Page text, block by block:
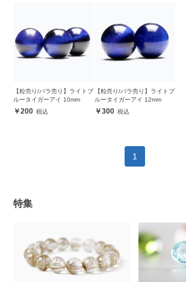
【粒売り/バラ売り】ライトブ
ルータイガーアイ 10mm
200
【粒売り/バラ売り】ライトブ
ルータイガーアイ 12mm
300
1
特集